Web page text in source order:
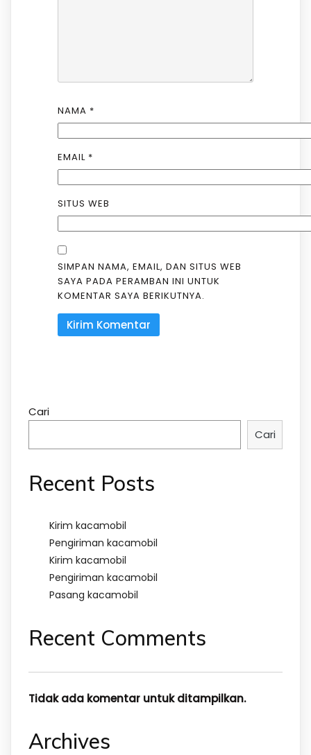
NAMA *
EMAIL *
SITUS WEB
SIMPAN NAMA, EMAIL, DAN SITUS WEB
SAYA PADA PERAMBAN INI UNTUK
KOMENTAR SAYA BERIKUTNYA.
Cari
Cari
Recent Posts
Kirim kacamobil
Pengiriman kacamobil
Kirim kacamobil
Pengiriman kacamobil
Pasang kacamobil
Recent Comments
Tidak ada komentar untuk ditampilkan.
Archives